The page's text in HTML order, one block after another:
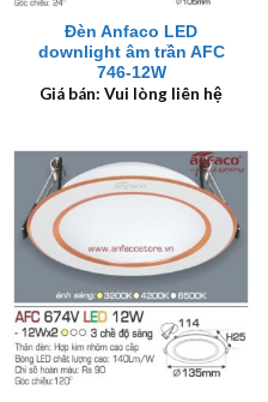
Đèn Anfaco LED
downlight âm trần AFC
746-12W
Giá bán: Vui lòng liên hệ